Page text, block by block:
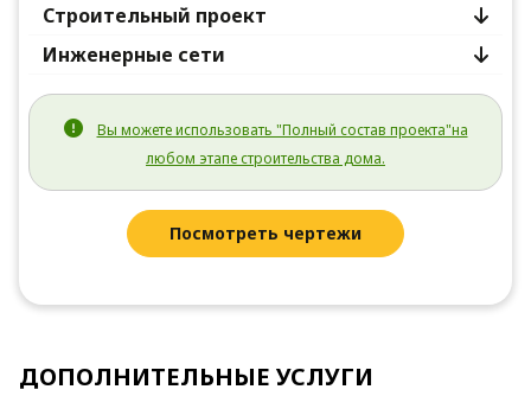
Строительный проект
Инженерные сети
Вы можете использовать "Полный состав проекта"на
любом этапе строительства дома.
Посмотреть чертежи
ДОПОЛНИТЕЛЬНЫЕ УСЛУГИ